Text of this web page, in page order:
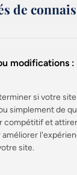
de
modifications
si votre
simplement de
compétitif et
site.